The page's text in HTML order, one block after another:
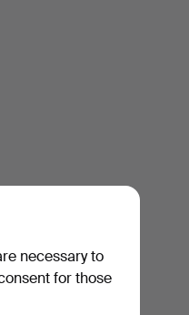
necessary to
for those